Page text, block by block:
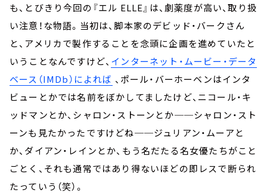
も、とびきり今回の『エル ELLE』は、劇薬度が高い、取り扱
い注意！な物語。当初は、脚本家のデビッド・バークさん
と、アメリカで製作することを念頭に企画を進めていたと
いうことなんですけど、 インターネット・ムービー・データ
ベース（IMDb）によれば 、ポール・バーホーベンはインタ
ビューとかでは名前をぼかしてましたけど、ニコール・キ
ッドマンとか、シャロン・ストーンとか──シャロン・スト
ーンも見たかったですけどね──ジュリアン・ムーアと
か、ダイアン・レインとか、もう名だたる名女優たちがこと
ごとく、それも通常ではあり得ないほどの即レスで断られ
たっていう（笑）。